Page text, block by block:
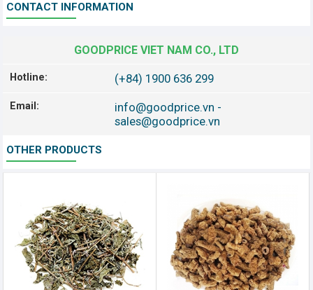
CONTACT INFORMATION
GOODPRICE VIET NAM CO., LTD
Hotline: (+84) 1900 636 299
Email: info@goodprice.vn -
sales@goodprice.vn
OTHER PRODUCTS